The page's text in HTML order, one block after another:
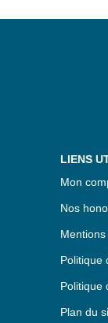
LIENS
Mon
Nos
Politique
Politique
Plan du